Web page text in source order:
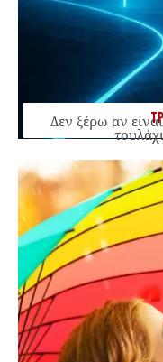
Δεν ξέρω αν